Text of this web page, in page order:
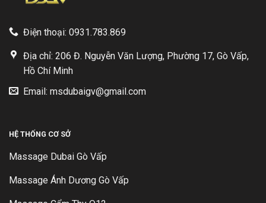
Điện thoại: 0931.783.869
Địa chỉ: 206 Đ. Nguyễn Văn Lượng, Phường 17, Gò Vấp,
Hồ Chí Minh
Email: msdubaigv@gmail.com
HỆ THỐNG CƠ SỞ
Massage Dubai Gò Vấp
Massage Ánh Dương Gò Vấp